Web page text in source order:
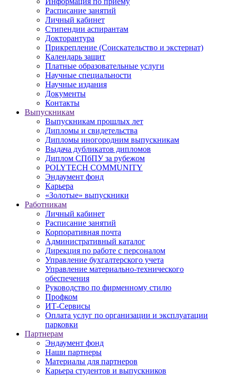
Расписание занятий
Личный кабинет
Стипендии аспирантам
Докторантура
Прикрепление (Соискательство и экстернат)
Календарь защит
Платные образовательные услуги
Научные специальности
Научные издания
Документы
Контакты
Выпускникам
Выпускникам прошлых лет
Дипломы и свидетельства
Дипломы иногородним выпускникам
Выдача дубликатов дипломов
Диплом СПбПУ за рубежом
POLYTECH COMMUNITY
Эндаумент фонд
Карьера
«Золотые» выпускники
Работникам
Личный кабинет
Расписание занятий
Корпоративная почта
Административный каталог
Дирекция по работе с персоналом
Управление бухгалтерского учета
Управление материально-технического
обеспечения
Руководство по фирменному стилю
Профком
ИТ-Сервисы
Оплата услуг по организации и эксплуатации
парковки
Партнерам
Эндаумент фонд
Наши партнеры
Материалы для партнеров
Карьера студентов и выпускников